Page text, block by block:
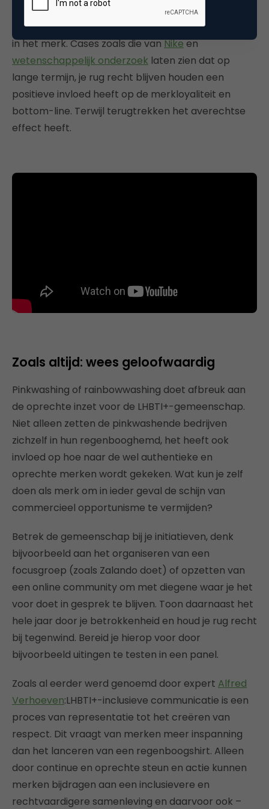
tegenstanders vierden hun overwinning op het
merk, de medestanders waren zeer teleurgesteld
in het merk. Cases zoals die vanNikeen
wetenschappelijk onderzoek laten zien dat op
lange termijn, je rug recht blijven houden een
positieve invloed heeft op de merkloyaliteit en
bottom-line. Terwijl terugtrekken het averechtse
effect heeft.
Zoals altijd: wees geloofwaardig
Pinkwashing of rainbowwashing doet afbreuk aan
de oprechte inzet voor de LHBTI+-gemeenschap.
Niet alleen zetten de pinkwashende bedrijven
zichzelf in hun regenbooghemd, het heeft ook
invloed op hoe naar de wel authentieke en
oprechte merken wordt gekeken. Wat kun je zelf
doen als merk om in ieder geval de schijn van
commercieel opportunisme te vermijden?
Betrek de gemeenschap bij je initiatieven, denk
bijvoorbeeld aan het organiseren van een
focusgroep (zoals Zalando doet) of opzetten van
een online community om met diegene waar je het
voor doet in gesprek te blijven. Toon daarnaast het
hele jaar door je betrokkenheid en houd je rug recht
bij tegenwind. Bereid je hierop voor door
bijvoorbeeld uitingen te testen in een panel.
Zoals al eerder werd genoemd door expert Alfred
Verhoeven:LHBTI+-inclusieve communicatie is een
proces van representatie tot het creëren van
respect. Dit vraagt van merken meer inspanning
dan het lanceren van een regenboogshirt. Alleen
door continue en oprechte steun en actie kunnen
merken bijdragen aan een inclusievere en
rechtvaardigere samenleving en daarvoor ook –